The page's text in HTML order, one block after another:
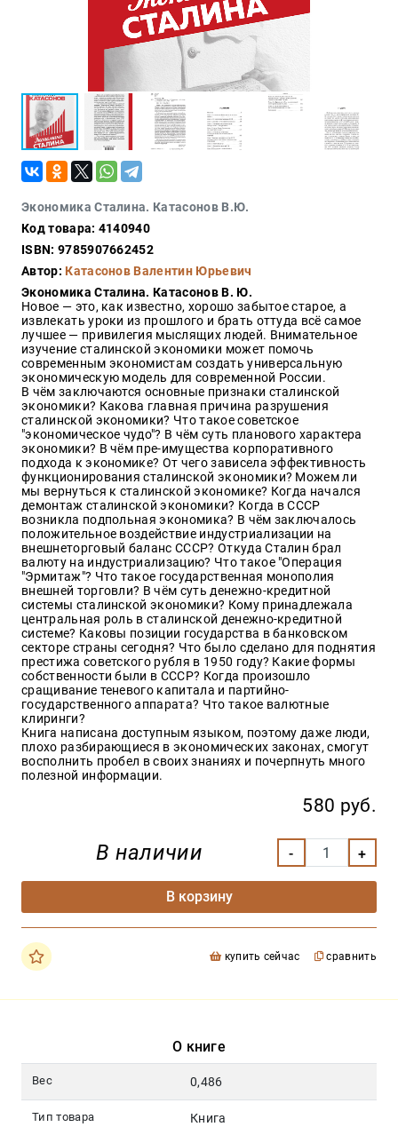
Экономика Сталина. Катасонов В.Ю.
Код товара: 4140940
ISBN: 9785907662452
Автор: Катасонов Валентин Юрьевич
Экономика Сталина. Катасонов В. Ю.
Новое — это, как известно, хорошо забытое старое, а
извлекать уроки из прошлого и брать оттуда всё самое
лучшее — привилегия мыслящих людей. Внимательное
изучение сталинской экономики может помочь
современным экономистам создать универсальную
экономическую модель для современной России.
В чём заключаются основные признаки сталинской
экономики? Какова главная причина разрушения
сталинской экономики? Что такое советское
"экономическое чудо"? В чём суть планового характера
экономики? В чём пре-имущества корпоративного
подхода к экономике? От чего зависела эффективность
функционирования сталинской экономики? Можем ли
мы вернуться к сталинской экономике? Когда начался
демонтаж сталинской экономики? Когда в СССР
возникла подпольная экономика? В чём заключалось
положительное воздействие индустриализации на
внешнеторговый баланс СССР? Откуда Сталин брал
валюту на индустриализацию? Что такое "Операция
"Эрмитаж"? Что такое государственная монополия
внешней торговли? В чём суть денежно-кредитной
системы сталинской экономики? Кому принадлежала
центральная роль в сталинской денежно-кредитной
системе? Каковы позиции государства в банковском
секторе страны сегодня? Что было сделано для поднятия
престижа советского рубля в 1950 году? Какие формы
собственности были в СССР? Когда произошло
сращивание теневого капитала и партийно-
государственного аппарата? Что такое валютные
клиринги?
Книга написана доступным языком, поэтому даже люди,
плохо разбирающиеся в экономических законах, смогут
восполнить пробел в своих знаниях и почерпнуть много
полезной информации.
580 руб.
В наличии
В корзину
купить сейчас сравнить
О книге
Вес 0,486
Тип товара Книга
Конспирология
Религия
Туризм
Разное
гастрономия,
кулинария
Красота
и
здоровье
Оптовикам
Авторам
Контакты
Мероприятия
+7(499)
350-17-
79
Москва
pochta@den-
magazin.ru